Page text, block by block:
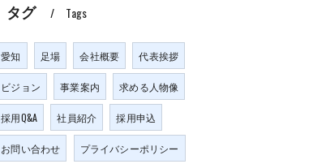
タグ Tags
愛知 足場 会社概要 代表挨拶
ビジョン 事業案内 求める人物像
採用Q&A 社員紹介 採用申込
お問い合わせ プライバシーポリシー